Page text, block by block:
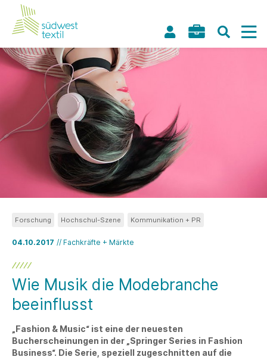
04.10.2017 // Fachkräfte + Märkte
Forschung Hochschul-Szene Kommunikation + PR
Wie Musik die Modebranche
beeinflusst
„Fashion & Music“ ist eine der neuesten
Bucherscheinungen in der „Springer Series in Fashion
Business“. Die Serie, speziell zugeschnitten auf die